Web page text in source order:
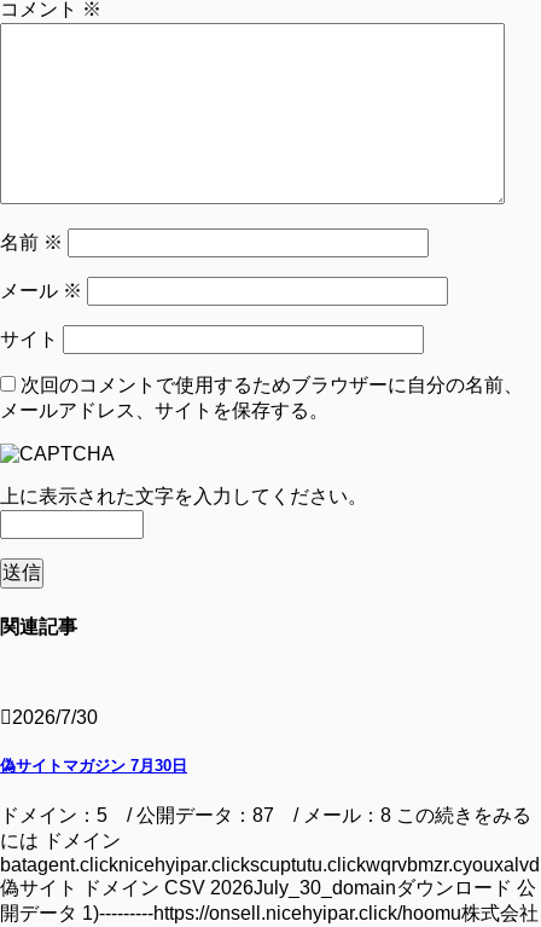
コメント ※
名前 ※
メール ※
サイト
次回のコメントで使用するためブラウザーに自分の名前、
メールアドレス、サイトを保存する。
上に表示された文字を入力してください。
関連記事
2026/7/30
偽サイトマガジン 7月30日
ドメイン：5 / 公開データ：87 / メール：8 この続きをみる
には ドメイン
偽サイト ドメイン CSV 2026July_30_domainダウンロード 公
開データ 1)---------https://onsell.nicehyipar.click/hoomu株式会社